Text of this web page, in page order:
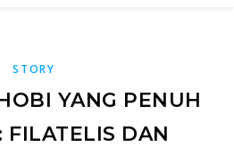
STORY
YANG PENUH
FILATELIS DAN